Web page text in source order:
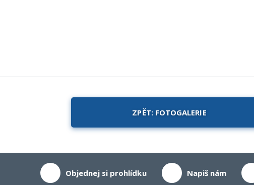
ZPĚT: FOTOGALERIE
Objednej si prohlídku Napiš nám